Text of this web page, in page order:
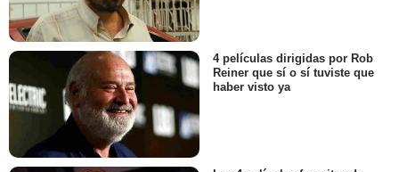
4 películas dirigidas por Rob
Reiner que sí o sí tuviste que
haber visto ya